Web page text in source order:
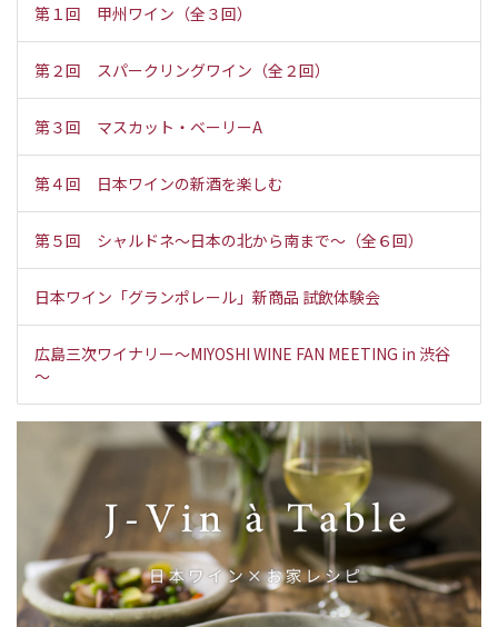
第１回 甲州ワイン（全３回）
第２回 スパークリングワイン（全２回）
第３回 マスカット・ベーリーA
第４回 日本ワインの新酒を楽しむ
第５回 シャルドネ～日本の北から南まで～（全６回）
日本ワイン「グランポレール」新商品 試飲体験会
広島三次ワイナリー～MIYOSHI WINE FAN MEETING in 渋谷
～